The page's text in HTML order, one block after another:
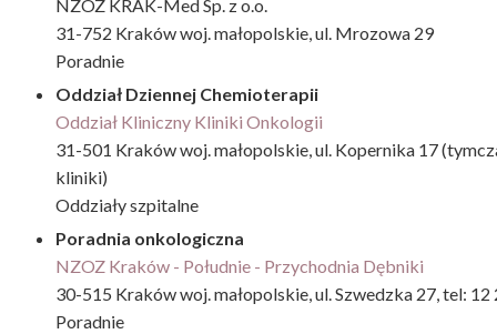
NZOZ KRAK-Med Sp. z o.o.
31-752 Kraków woj. małopolskie, ul. Mrozowa 29
Poradnie
Oddział Dziennej Chemioterapii
Oddział Kliniczny Kliniki Onkologii
31-501 Kraków woj. małopolskie, ul. Kopernika 17
kliniki)
Oddziały szpitalne
Poradnia onkologiczna
NZOZ Kraków - Południe - Przychodnia Dębniki
30-515 Kraków woj. małopolskie, ul. Szwedzka 27, tel:
Poradnie